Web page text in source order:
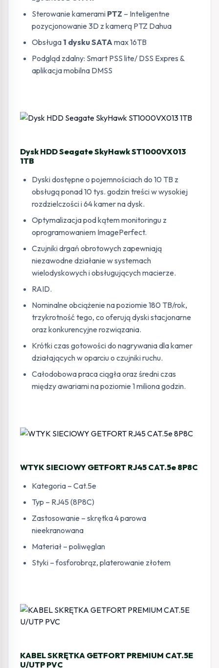
Sterowanie kamerami PTZ – Inteligentne
pozycjonowanie 3D z kamerą PTZ Dahua
Obsługa 1 dysku SATAmax 16TB
Podgląd zdalny: Smart PSS lite/ DSS Expres &
aplikacja mobilna DMSS
Dysk HDD Seagate SkyHawk ST1000VX013
1TB
Dyski dostępne o pojemnościach do 10 TB z
obsługą ponad 10 tys. godzin treści w wysokiej
rozdzielczości i 64 kamer na dysk.
Optymalizacja pod kątem monitoringu z
oprogramowaniem ImagePerfect.
Czujniki drgań obrotowych zapewniają
niezawodne działanie w systemach
wielodyskowych i obsługujących macierze.
RAID.
Nominalne obciążenie na poziomie 180 TB/rok,
trzykrotność tego, co oferują dyski stacjonarne
oraz konkurencyjne rozwiązania.
Krótki czas gotowości do nagrywania dla kamer
działających w oparciu o czujniki ruchu.
Całodobowa praca ciągła oraz średni czas
między awariami na poziomie 1 miliona godzin.
WTYK SIECIOWY GETFORT RJ45 CAT.5e 8P8C
Kategoria – Cat.5e
Typ – RJ45 (8P8C)
Zastosowanie – skrętka 4 parowa
nieekranowana
Materiał – poliwęglan
Styki – fosforobrąz, platerowanie złotem
KABEL SKRĘTKA GETFORT PREMIUM CAT.5E
U/UTP PVC